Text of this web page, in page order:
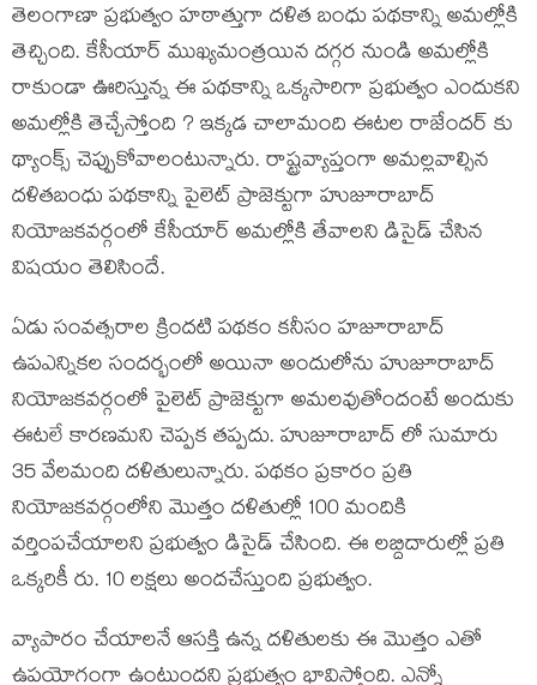
తెలంగాణా ప్రభుత్వం హఠాత్తుగా దళిత బంధు పథకాన్ని అమల్లోకి
తెచ్చింది. కేసీయార్ ముఖ్యమంత్రయిన దగ్గర నుండి అమల్లోకి
రాకుండా ఊరిస్తున్న ఈ పథకాన్ని ఒక్కసారిగా ప్రభుత్వం ఎందుకని
అమల్లోకి తెచ్చేస్తోంది ? ఇక్కడ చాలామంది ఈటల రాజేందర్ కు
థ్యాంక్స్ చెప్పుకోవాలంటున్నారు. రాష్ట్రవ్యాప్తంగా అమల్లవాల్సిన
దళితబంధు పథకాన్ని పైలెట్ ప్రాజెక్టుగా హుజూరాబాద్
నియోజకవర్గంలో కేసీయార్ అమల్లోకి తేవాలని డిసైడ్ చేసిన
విషయం తెలిసిందే.
ఏడు సంవత్సరాల క్రిందటి పథకం కనీసం హజూరాబాద్
ఉపఎన్నికల సందర్భంలో అయినా అందులోను హుజూరాబాద్
నియోజకవర్గంలో పైలెట్ ప్రాజెక్టుగా అమలవుతోందంటే అందుకు
ఈటలే కారణమని చెప్పక తప్పదు. హుజూరాబాద్ లో సుమారు
35 వేలమంది దళితులున్నారు. పథకం ప్రకారం ప్రతి
నియోజకవర్గంలోని మొత్తం దళితుల్లో 100 మందికి
వర్తింపచేయాలని ప్రభుత్వం డిసైడ్ చేసింది. ఈ లబ్దిదారుల్లో ప్రతి
ఒక్కరికీ రు. 10 లక్షలు అందచేస్తుంది ప్రభుత్వం.
వ్యాపారం చేయాలనే ఆసక్తి ఉన్న దళితులకు ఈ మొత్తం ఎతో